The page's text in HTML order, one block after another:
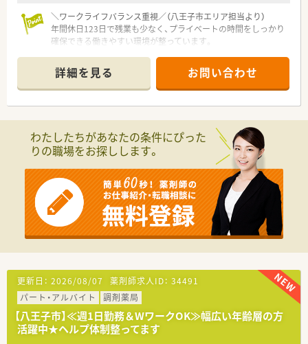
＼ワークライフバランス重視／（八王子市エリア担当より）
年間休日123日で残業も少なく、プライベートの時間をしっかり
確保できる働きやすい環境が整っています。
【店舗情報と応需状況について】
■京王堀之内駅から徒歩1分の便利な立地にあり、毎日の通勤負
担も少なく快適に通うことができる環境です。
■常勤薬剤師9名と事務スタッフ4名が在籍しており、スタッフ
同士が協力し合いながらゆとりを持って働けます。
【募集背景と求める人物像について】
■患者様へより手厚いサービスを提供するため人員の増員募集
を行っており、新たな仲間を積極的に採用中です。
■調剤経験が2年以上あり、地域医療に貢献しながら長く活躍し
ていただける方を求めています。
■曜日や時間の制限がなくシフトに柔軟に対応でき、通勤圏内で
の異動や近隣店舗へのヘルプに協力的な方を歓迎します。
【求人情報について】
■給与はご経験やスキルを考慮のうえ年収400万円から600万円
の範囲で決定され毎年の昇給制度があります。
■年間休日は123日確保されており、シフト調整により夏季や年
末年始に長期連休を取得できる場合もあります。
■借上社宅制度やインフルエンザ補助制度など、多彩な福利厚生
詳細を見る お問い合わせ
わたしたちがあなたの条件にぴった
りの職場をお探しします。
更新日： 2026/08/07 薬剤師求人ID： 34491
パート・アルバイト
調剤薬局
【八王子市】≪週1日勤務＆WワークOK≫幅広い年齢層の方
活躍中★ヘルプ体制整ってます